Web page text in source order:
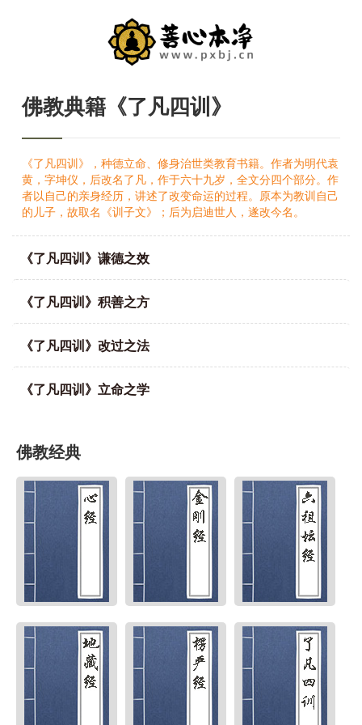
佛教典籍《了凡四训》
《了凡四训》，种德立命、修身治世类教育书籍。作者为明代袁
黄，字坤仪，后改名了凡，作于六十九岁，全文分四个部分。作
者以自己的亲身经历，讲述了改变命运的过程。原本为教训自己
的儿子，故取名《训子文》；后为启迪世人，遂改今名。
《了凡四训》谦德之效
《了凡四训》积善之方
《了凡四训》改过之法
《了凡四训》立命之学
佛教经典